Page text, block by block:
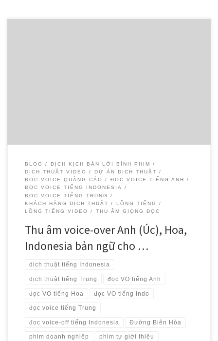
BLOG
DỊCH KỊCH BẢN LỜI BÌNH PHIM
DỊCH THUẬT VIDEO
DỰ ÁN DỊCH THUẬT
ĐỌC VOICE QUẢNG CÁO
ĐỌC VOICE TIẾNG ANH
ĐỌC VOICE TIẾNG INDONESIA
ĐỌC VOICE TIẾNG TRUNG
KHÁCH HÀNG DỊCH THUẬT
LỒNG TIẾNG
LỒNG TIẾNG VIDEO
THU ÂM GIỌNG ĐỌC
Thu âm voice-over Anh (Úc), Hoa,
Indonesia bản ngữ cho …
dịch thuật tiếng Indonesia
dịch thuật tiếng Trung đọc VO tiếng Anh
đọc VO tiếng Hoa đọc VO tiếng Indo
đọc voice tiếng Trung
đọc voice-off tiếng Indonesia Đường Biên Hòa
phim doanh nghiệp phim tự giới thiệu